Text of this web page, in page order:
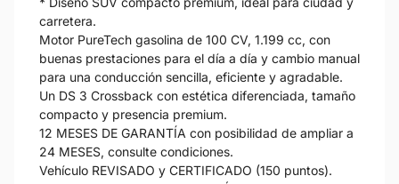
carretera.
Motor PureTech gasolina de 100 CV, 1.199 cc, con
buenas prestaciones para el día a día y cambio manual
para una conducción sencilla, eficiente y agradable.
Un DS 3 Crossback con estética diferenciada, tamaño
compacto y presencia premium.
12 MESES DE GARANTÍA con posibilidad de ampliar a
24 MESES, consulte condiciones.
Vehículo REVISADO y CERTIFICADO (150 puntos).